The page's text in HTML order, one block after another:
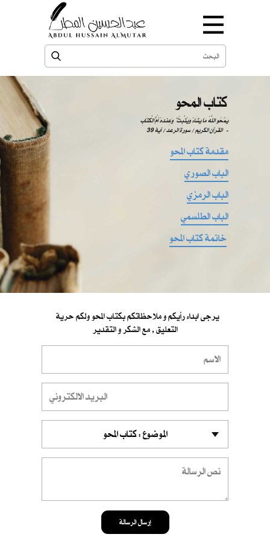
كتاب المحو
يَمْحُو اللَّهُ مَا يَشَاءُ وَيُثْبِتُ ۖ وَعِندَهُ أُمُّ الْكِتَابِ
القرآن الكريم / سورة الرعد / آية 39-
مقدمة كتاب المحو
الباب الصوري
الباب الرمزي
الباب الطلسمي
خاتمة كتاب المحو
التعليق , مع الشكر و التقدير
إرسال الرسالة